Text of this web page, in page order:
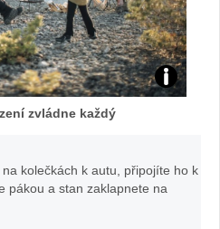
Stan
foto
zvládne každý
kolečkách k autu, připojíte ho k
pákou a stan zaklapnete na